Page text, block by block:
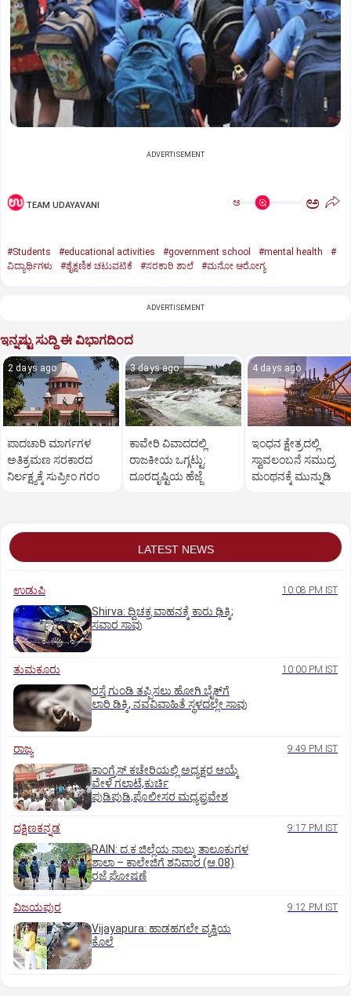
ADVERTISEMENT
TEAM UDAYAVANI ಅ ಅ
#Students #educational activities #government school #mental health
#
ವಿದ್ಯಾರ್ಥಿಗಳು
#ಶೈಕ್ಷಣಿಕ ಚಟುವಟಿಕೆ #ಸರಕಾರಿ ಶಾಲೆ #ಮನೋ ಆರೋಗ್ಯ
ADVERTISEMENT
ಇನ್ನಷ್ಟು ಸುದ್ದಿ ಈ ವಿಭಾಗದಿಂದ
2 days ago
ಪಾದಚಾರಿ ಮಾರ್ಗಗಳ
ಅತಿಕ್ರಮಣ ಸರಕಾರದ
ನಿರ್ಲಕ್ಷ್ಯಕ್ಕೆ ಸುಪ್ರೀಂ ಗರಂ
3 days ago
ಕಾವೇರಿ ವಿವಾದದಲ್ಲಿ
ರಾಜಕೀಯ ಒಗ್ಗಟ್ಟು:
ದೂರದೃಷ್ಟಿಯ ಹೆಜ್ಜೆ
4 days ago
ಇಂಧನ ಕ್ಷೇತ್ರದಲ್ಲಿ
ಸ್ವಾವಲಂಬನೆ ಸಮುದ್ರ
ಮಂಥನಕ್ಕೆ ಮುನ್ನುಡಿ
LATEST NEWS
ಉಡುಪಿ 10:08 PM IST
Shirva: ದ್ವಿಚಕ್ರ ವಾಹನಕ್ಕೆ ಕಾರು ಢಿಕ್ಕಿ;
ಸವಾರ ಸಾವು
ತುಮಕೂರು 10:00 PM IST
ರಸ್ತೆ ಗುಂಡಿ ತಪ್ಪಿಸಲು ಹೋಗಿ ಬೈಕ್‌ಗೆ
ಲಾರಿ ಡಿಕ್ಕಿ, ನವವಿವಾಹಿತೆ ಸ್ಥಳದಲ್ಲೇ ಸಾವು
ರಾಜ್ಯ 9:49 PM IST
ಕಾಂಗ್ರೆಸ್ ಕಚೇರಿಯಲ್ಲಿ ಅಧ್ಯಕ್ಷರ ಆಯ್ಕೆ
ವೇಳೆ ಗಲಾಟೆ,ಕುರ್ಚಿ
ಪುಡಿಪುಡಿ,ಪೊಲೀಸರ ಮಧ್ಯಪ್ರವೇಶ
ದಕ್ಷಿಣಕನ್ನಡ 9:17 PM IST
RAIN: ದ.ಕ ಜಿಲ್ಲೆಯ ನಾಲ್ಕು ತಾಲೂಕುಗಳ
ಶಾಲಾ – ಕಾಲೇಜಿಗೆ ಶನಿವಾರ (ಆ.08)
ರಜೆ ಘೋಷಣೆ
ವಿಜಯಪುರ 9:12 PM IST
Vijayapura: ಹಾಡಹಗಲೇ ವ್ಯಕ್ತಿಯ
ಕೊಲೆ